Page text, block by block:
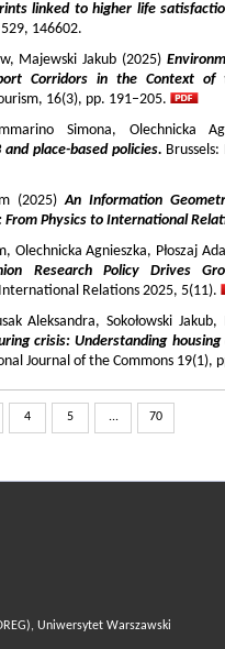
linked to higher life
146602.
Majewski Jakub (2025)
Corridors in the Context of
16(3), pp. 191–205.
Simona, Olechnicka
place-based policies.
(2025)An Information
Physics to International
Olechnicka Agnieszka, Płoszaj
Research Policy Drives
Relations 2025, 5(11).
Aleksandra, Sokołowski
crisis: Understanding
Journal of the Commons 19(1),
4 5 ... 70
Uniwersytet Warszawski